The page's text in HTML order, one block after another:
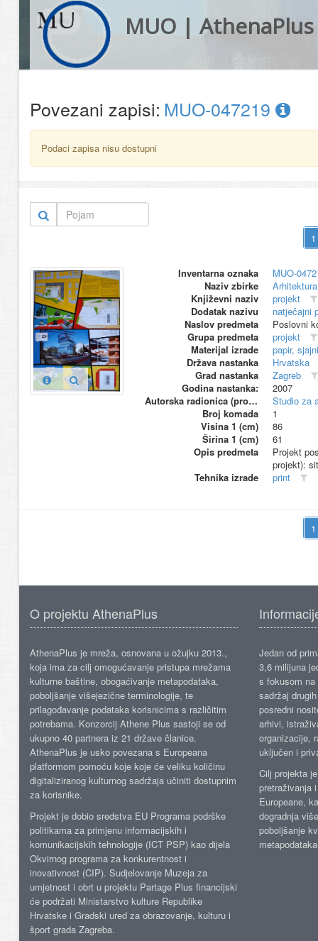
MUO | AthenaPlus
Povezani zapisi: MUO-047219
Podaci zapisa nisu dostupni
Inventarna oznaka
MUO-
Naziv zbirke
Arhitektura
Književni naziv
projekt
Dodatak nazivu
natječajni
Naslov predmeta
Poslovni
Grupa predmeta
projekt
Materijal izrade
papir, sjajni
Država nastanka
Hrvatska
Grad nastanka
Zagreb
Godina nastanka:
2007
Autorska radionica (proizvođač)
Studio za
Broj komada
1
Visina 1 (cm)
86
Širina 1 (cm)
61
Opis predmeta
Projekt
projekt):
Tehnika izrade
print
O projektu AthenaPlus
AthenaPlus je mreža, osnovana u ožujku 2013.,
koja ima za cilj omogućavanje pristupa mrežama
kulturne baštine, obogaćivanje metapodataka,
poboljšanje višejezične terminologije, te
prilagođavanje podataka korisnicima s različitim
potrebama. Konzorcij Athene Plus sastoji se od
ukupno 40 partnera iz 21 države članice.
AthenaPlus je usko povezana s Europeana
platformom pomoću koje koje će veliku količinu
digitaliziranog kulturnog sadržaja učiniti dostupnim
za korisnike.
Projekt je dobio sredstva EU Programa podrške
politikama za primjenu informacijskih i
komunikacijskih tehnologije (ICT PSP) kao dijela
Okvirnog programa za konkurentnost i
inovativnost (CIP). Sudjelovanje Muzeja za
umjetnost i obrt u projektu Partage Plus financijski
će podržati Ministarstvo kulture Republike
Hrvatske i Gradski ured za obrazovanje, kulturu i
šport grada Zagreba.
Jedan od
3,6 milijuna
s fokusom
sadržaj
posredni
arhivi,
organizacije,
uključen i
Cilj projekta
pretraživanja
Europeane,
dogradnja
poboljšanje